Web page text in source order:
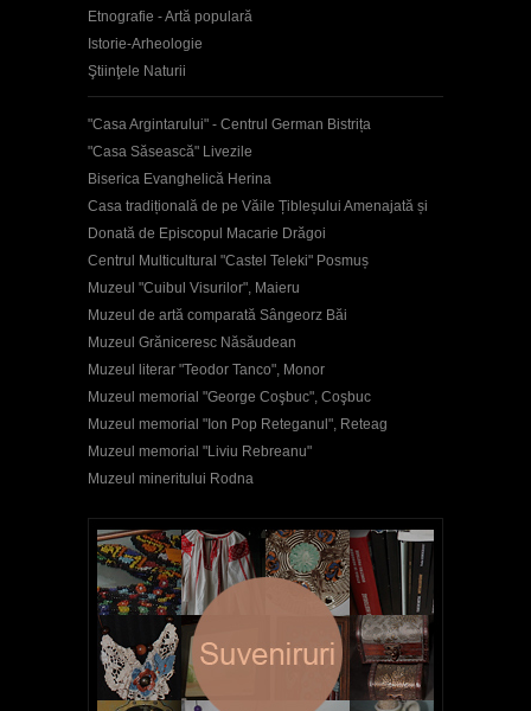
Etnografie - Artă populară
Istorie-Arheologie
Ştiinţele Naturii
"Casa Argintarului" - Centrul German Bistrița
"Casa Săsească" Livezile
Biserica Evanghelică Herina
Casa tradițională de pe Văile Țibleșului Amenajată și
Donată de Episcopul Macarie Drăgoi
Centrul Multicultural "Castel Teleki" Posmuș
Muzeul "Cuibul Visurilor", Maieru
Muzeul de artă comparată Sângeorz Băi
Muzeul Grăniceresc Năsăudean
Muzeul literar "Teodor Tanco", Monor
Muzeul memorial "George Coşbuc", Coşbuc
Muzeul memorial "Ion Pop Reteganul", Reteag
Muzeul memorial "Liviu Rebreanu"
Muzeul mineritului Rodna